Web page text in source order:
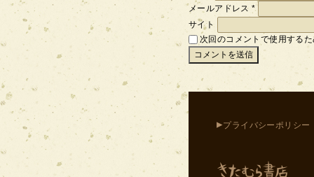
メールアドレス*
サイト
次回のコメントで使用する
▸プライバシーポリシー